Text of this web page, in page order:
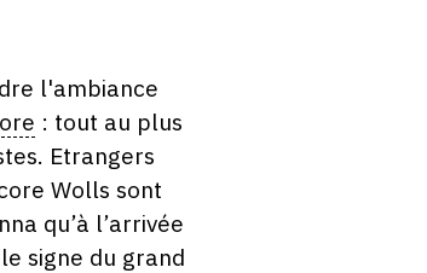
l'ambiance
: tout au plus
Etrangers
Wolls sont
qu’à l’arrivée
signe du grand